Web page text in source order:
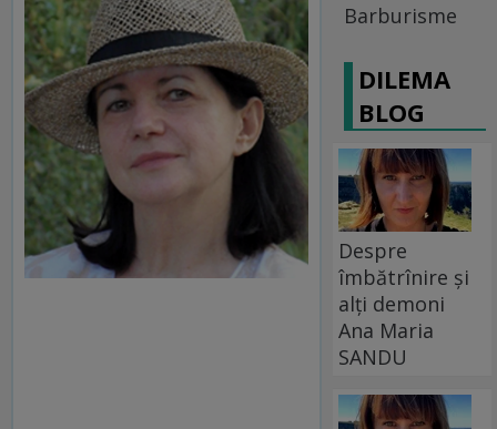
Barburisme
DILEMA
BLOG
Despre
îmbătrînire și
alți demoni
Ana Maria
SANDU